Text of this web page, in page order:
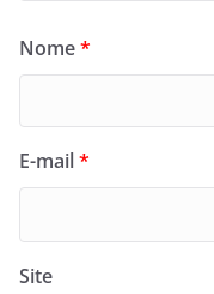
Nome*
E-mail*
Site